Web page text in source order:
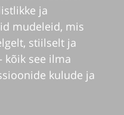
ja
mudeleid, mis
stiilselt ja
kõik see ilma
kulude ja